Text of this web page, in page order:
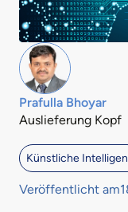
Prafulla Bhoyar
Auslieferung Kopf
Künstliche
Veröffentlicht